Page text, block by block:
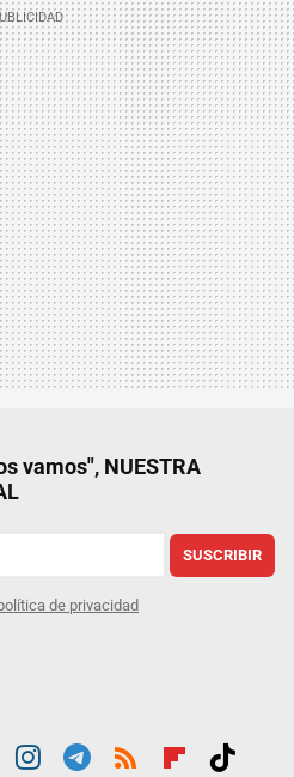
vamos", NUESTRA
SUSCRIBIR
de privacidad